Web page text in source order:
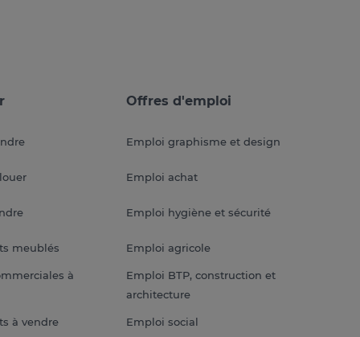
meublés
à
à vendre
Offres d'emploi
Emploi graphisme et design
Emploi achat
Emploi hygiène et sécurité
Emploi agricole
Emploi BTP, construction et
architecture
Emploi social